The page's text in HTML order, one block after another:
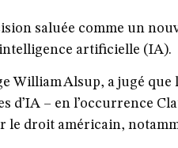
saluée comme un
artificielle (IA).
William Alsup, a jugé que
d’IA – en l’occurrence
le droit américain,